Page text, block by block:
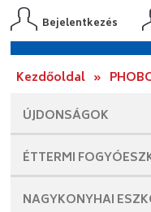
Bejelentkezés
Kezdőoldal »
ÚJDONSÁGOK
ÉTTERMI
NAGYKONYHAI